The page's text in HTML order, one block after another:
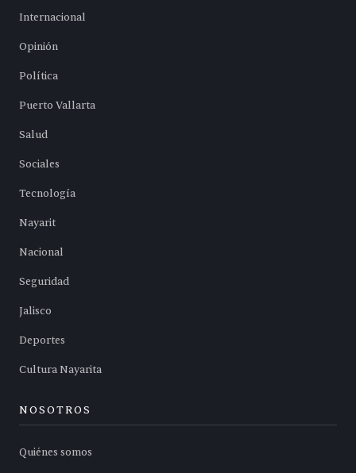
Internacional
Opinión
Política
Puerto Vallarta
Salud
Sociales
Tecnología
Nayarit
Nacional
Seguridad
Jalisco
Deportes
Cultura Nayarita
NOSOTROS
Quiénes somos